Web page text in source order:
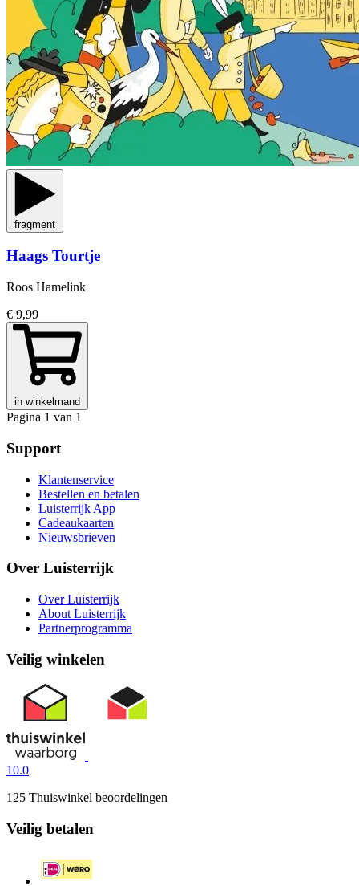
fragment
Haags Tourtje
Roos Hamelink
€ 9,99
in winkelmand
Pagina 1 van 1
Support
Klantenservice
Bestellen en betalen
Luisterrijk App
Cadeaukaarten
Nieuwsbrieven
Over Luisterrijk
Over Luisterrijk
About Luisterrijk
Partnerprogramma
Veilig winkelen
10.0
125 Thuiswinkel beoordelingen
Veilig betalen